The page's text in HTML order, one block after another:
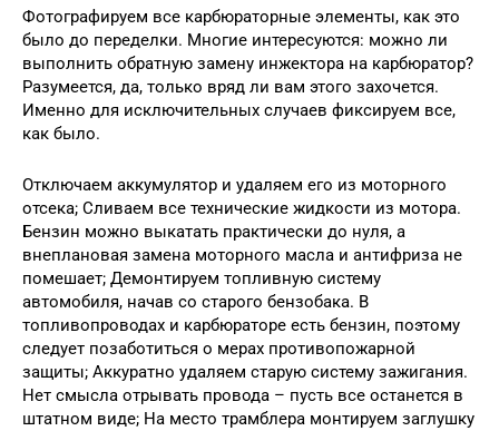
Фотографируем все карбюраторные элементы, как это
было до переделки. Многие интересуются: можно ли
выполнить обратную замену инжектора на карбюратор?
Разумеется, да, только вряд ли вам этого захочется.
Именно для исключительных случаев фиксируем все,
как было.
Отключаем аккумулятор и удаляем его из моторного
отсека; Сливаем все технические жидкости из мотора.
Бензин можно выкатать практически до нуля, а
внеплановая замена моторного масла и антифриза не
помешает; Демонтируем топливную систему
автомобиля, начав со старого бензобака. В
топливопроводах и карбюраторе есть бензин, поэтому
следует позаботиться о мерах противопожарной
защиты; Аккуратно удаляем старую систему зажигания.
Нет смысла отрывать провода – пусть все останется в
штатном виде; На место трамблера монтируем заглушку